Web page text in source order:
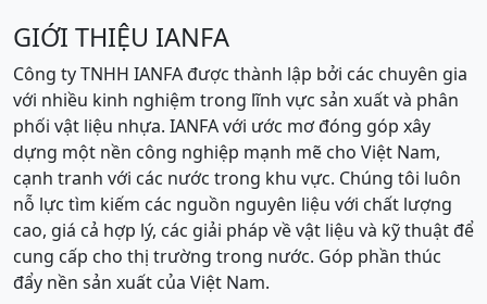
GIỚI THIỆU IANFA
Công ty TNHH IANFA được thành lập bởi các chuyên gia
với nhiều kinh nghiệm trong lĩnh vực sản xuất và phân
phối vật liệu nhựa. IANFA với ước mơ đóng góp xây
dựng một nền công nghiệp mạnh mẽ cho Việt Nam,
cạnh tranh với các nước trong khu vực. Chúng tôi luôn
nỗ lực tìm kiếm các nguồn nguyên liệu với chất lượng
cao, giá cả hợp lý, các giải pháp về vật liệu và kỹ thuật để
cung cấp cho thị trường trong nước. Góp phần thúc
đẩy nền sản xuất của Việt Nam.